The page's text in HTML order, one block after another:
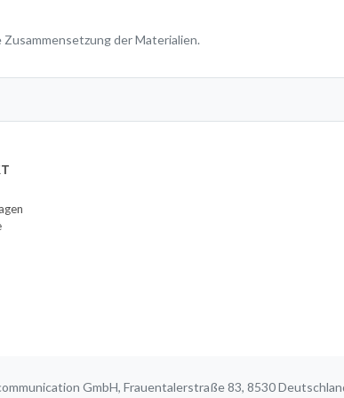
der Materialien.
GmbH, Frauentalerstraße 83, 8530